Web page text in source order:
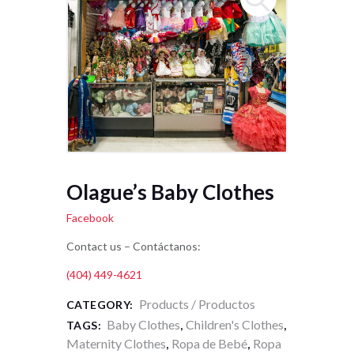
Olague’s Baby Clothes
Facebook
Contact us – Contáctanos:
(404) 449-4621
CATEGORY: Products / Productos
TAGS: Baby Clothes,Children's Clothes,
Maternity Clothes, Ropa de Bebé, Ropa